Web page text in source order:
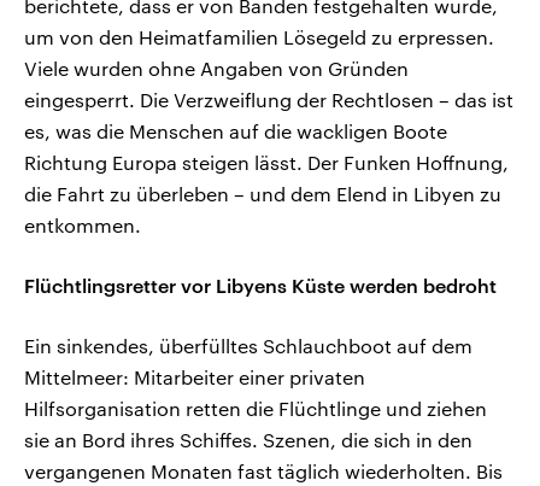
berichtete, dass er von Banden festgehalten wurde,
um von den Heimatfamilien Lösegeld zu erpressen.
Viele wurden ohne Angaben von Gründen
eingesperrt. Die Verzweiflung der Rechtlosen – das ist
es, was die Menschen auf die wackligen Boote
Richtung Europa steigen lässt. Der Funken Hoffnung,
die Fahrt zu überleben – und dem Elend in Libyen zu
entkommen.
Flüchtlingsretter vor Libyens Küste werden bedroht
Ein sinkendes, überfülltes Schlauchboot auf dem
Mittelmeer: Mitarbeiter einer privaten
Hilfsorganisation retten die Flüchtlinge und ziehen
sie an Bord ihres Schiffes. Szenen, die sich in den
vergangenen Monaten fast täglich wiederholten. Bis